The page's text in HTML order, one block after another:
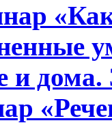
и дома.